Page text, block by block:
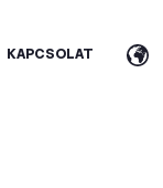
KAPCSOLAT